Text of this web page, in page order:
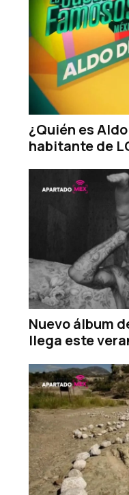
¿Quién es
habitante de
Nuevo álbum
llega este